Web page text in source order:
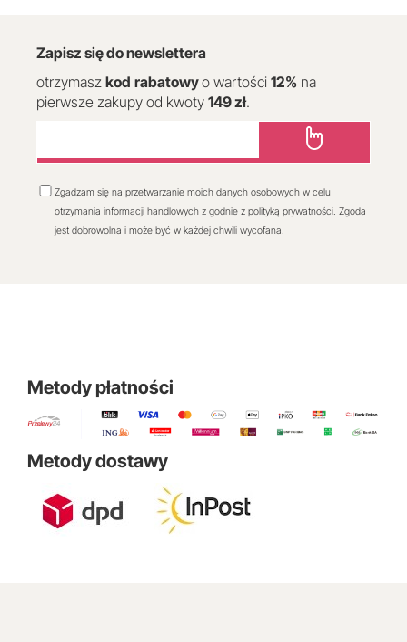
Zapisz się do newslettera
otrzymasz kod rabatowyo wartości 12% na
pierwsze zakupy od kwoty 149 zł.
Zgadzam się na przetwarzanie moich danych osobowych w celu
otrzymania informacji handlowych z godnie z polityką prywatności. Zgoda
jest dobrowolna i może być w każdej chwili wycofana.
Metody płatności
Metody dostawy